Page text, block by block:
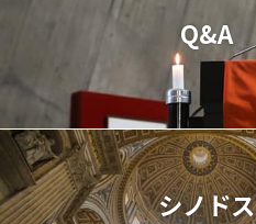
Q&A
シノドス